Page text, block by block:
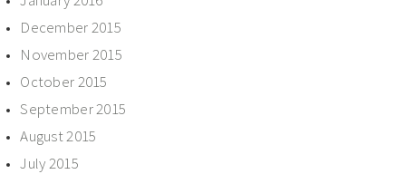
December 2015
November 2015
October 2015
September 2015
August 2015
July 2015